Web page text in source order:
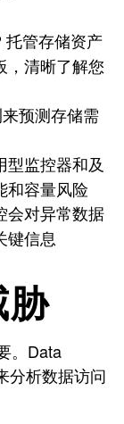
托管存储资产
，清晰了解您
预测存储需
型监控器和及
和容量风险
会对异常数据
键信息
胁
。Data
分析数据访问